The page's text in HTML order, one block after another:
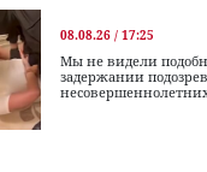
08.08.26 / 17:25
Мы не видели
задержании